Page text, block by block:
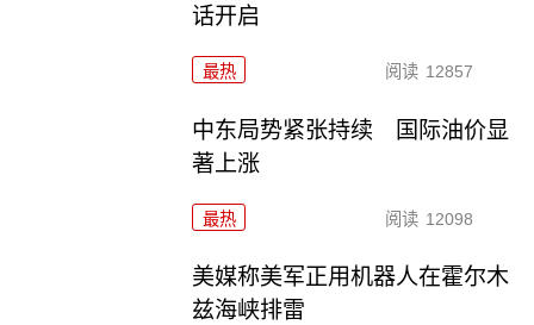
话开启
最热 阅读 12857
中东局势紧张持续 国际油价显
著上涨
最热 阅读 12098
美媒称美军正用机器人在霍尔木
兹海峡排雷